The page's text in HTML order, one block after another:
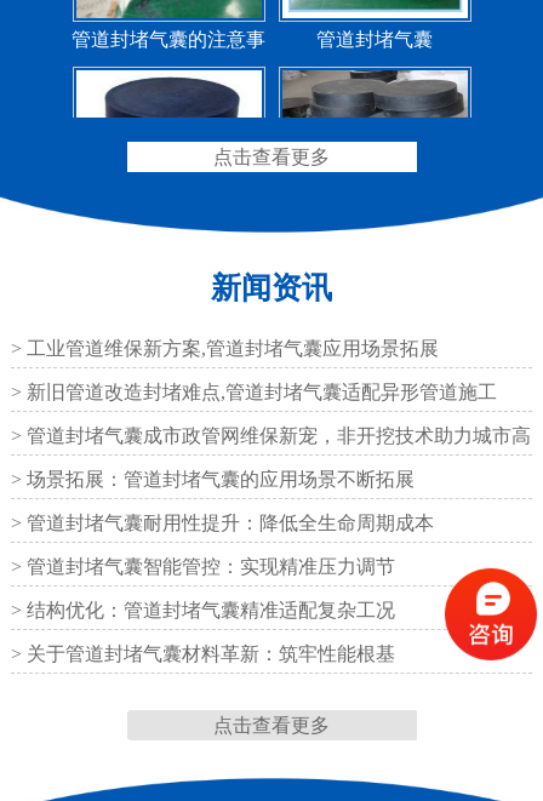
矩形板式橡胶支座 圆形板式橡胶支座
圆形四氟板橡胶支座
矩形四氟板滑动橡胶支
铁路盆式支座 公路盆式橡胶支座
点击查看更多
新闻资讯
> 工业管道维保新方案,管道封堵气囊应用场景拓展
> 新旧管道改造封堵难点,管道封堵气囊适配异形管道施工
> 管道封堵气囊成市政管网维保新宠，非开挖技术助力城市高
效运
> 场景拓展：管道封堵气囊的应用场景不断拓展
> 管道封堵气囊耐用性提升：降低全生命周期成本
> 管道封堵气囊智能管控：实现精准压力调节
> 结构优化：管道封堵气囊精准适配复杂工况
> 关于管道封堵气囊材料革新：筑牢性能根基
点击查看更多